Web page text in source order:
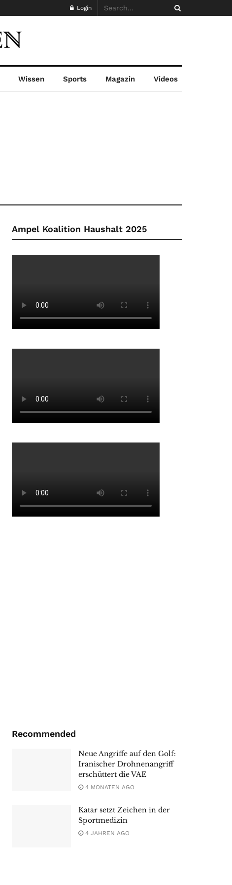
Login
Wissen Sports Magazin Videos
Ampel Koalition Haushalt 2025
Recommended
Neue Angriffe auf den Golf:
Iranischer Drohnenangriff
erschüttert die VAE
4 MONATEN AGO
Katar setzt Zeichen in der
Sportmedizin
4 JAHREN AGO